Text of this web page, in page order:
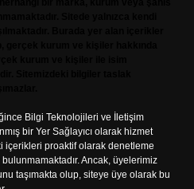
Bilgi Teknolojileri ve İletişim
bir Yer Sağlayıcı olarak hizmet
içerikleri proaktif olarak denetleme
Ancak, üyelerimiz
taşımakta olup, siteye üye olarak bu